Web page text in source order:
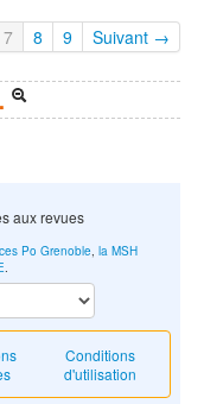
7 8 9 Suivant →
aux revues
Conditions
d'utilisation
Po Grenoble, la MSH